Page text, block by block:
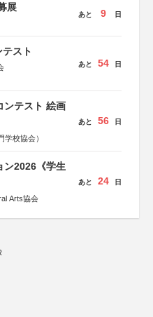
展
あと 9 日
スト
あと 54 日
ンテスト 絵画
校協会）
あと 56 日
ン2026《学生
Arts協会
あと 24 日